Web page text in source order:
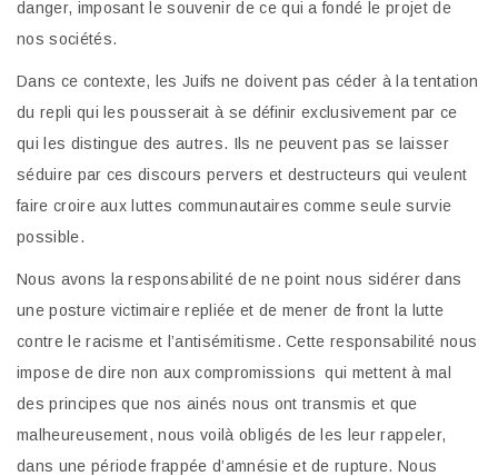
danger, imposant le souvenir de ce qui a fondé le projet de
nos sociétés.
Dans ce contexte, les Juifs ne doivent pas céder à la tentation
du repli qui les pousserait à se définir exclusivement par ce
qui les distingue des autres. Ils ne peuvent pas se laisser
séduire par ces discours pervers et destructeurs qui veulent
faire croire aux luttes communautaires comme seule survie
possible.
Nous avons la responsabilité de ne point nous sidérer dans
une posture victimaire repliée et de mener de front la lutte
contre le racisme et l’antisémitisme. Cette responsabilité nous
impose de dire non aux compromissions qui mettent à mal
des principes que nos ainés nous ont transmis et que
malheureusement, nous voilà obligés de les leur rappeler,
dans une période frappée d’amnésie et de rupture. Nous